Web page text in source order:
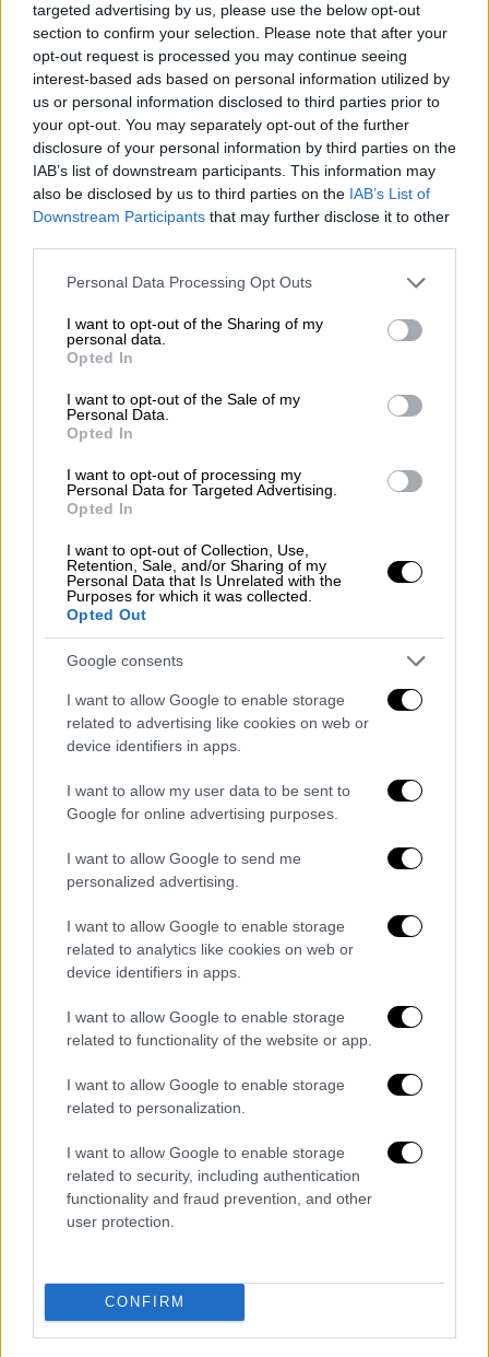
targeted advertising by us, please use the below opt-out
section to confirm your selection. Please note that after your
opt-out request is processed you may continue seeing
interest-based ads based on personal information utilized by
us or personal information disclosed to third parties prior to
your opt-out. You may separately opt-out of the further
disclosure of your personal information by third parties on the
IAB’s list of downstream participants. This information may
also be disclosed by us to third parties on the IAB’s List of
Downstream Participants that may further disclose it to other
Please note that this website/app uses one or more Google
not limited to your visit or usage behaviour. You may click to
grant or deny consent to Google and its third-party tags to
use your data for below specified purposes in below Google
consent section.
Personal Data Processing Opt Outs
I want to opt-out of the Sharing of my
personal data.
Opted In
I want to opt-out of the Sale of my
Personal Data.
Opted In
I want to opt-out of processing my
Personal Data for Targeted Advertising.
Opted In
I want to opt-out of Collection, Use,
Retention, Sale, and/or Sharing of my
Personal Data that Is Unrelated with the
Purposes for which it was collected.
Opted Out
Google consents
I want to allow Google to enable storage
related to advertising like cookies on web or
device identifiers in apps.
I want to allow my user data to be sent to
Google for online advertising purposes.
I want to allow Google to send me
personalized advertising.
I want to allow Google to enable storage
related to analytics like cookies on web or
device identifiers in apps.
I want to allow Google to enable storage
related to functionality of the website or app.
I want to allow Google to enable storage
related to personalization.
I want to allow Google to enable storage
related to security, including authentication
functionality and fraud prevention, and other
user protection.
CONFIRM
εστιάζουν ξανά σε εκείνα που δεν
αυτοματοποιούνται: τη στρατηγική σκέψη,
τη δημιουργικότητα, τη συναισθηματική
νοημοσύνη. Η εργασία μετατοπίζεται από το
«εκτελώ» στο «συν-δημιουργώ».
ΔΙΑΒΑΣΤΕ ΕΠΙΣΗΣ
Ελλάδα|10.06.2025 08:18
Θρίλερ με το νεκρό βρέθος στην
Πάρο: Σήμερα το πόρισμα του
ιατροδικαστή
Αυτή η αλλαγή παραδείγματος απαιτεί
επαναπροσδιορισμό όχι μόνο των
δεξιοτήτων, αλλά και της ίδιας της έννοιας
επισημαίνεται, σε αυτό το νέο περιβάλλον,
εκείνο που κάνει τη διαφορά δεν είναι η
τεχνολογική δεξιότητα, αλλά η ικανότητα
προσαρμογής, η περιέργεια, η ενσυναίσθηση
και η ηθική πυξίδα. Οι δεξιότητες του
μέλλοντος είναι, ουσιαστικά, ανθρώπινες.
«Το μέλλον της εργασίας δεν είναι ούτε
τεχνολογικό ούτε μόνο ανθρώπινο. Είναι
συνεργατικό»
NEPAεπισημαίνει ότι η δια βίου μάθηση
μετατρέπεται σε στρατηγικό εργαλείο, όχι
απλώς για επαγγελματική εξέλιξη, αλλά για
βαθύτερη προσαρμογή σε έναν κόσμο που
αλλάζει διαρκώς. Η έννοια της σταθερής
μάθηση παύει να είναι προαιρετική και
μετατρέπεται σε εργαλείο αυτογνωσίας και
προσαρμογής. Οι οργανισμοί καλούνται να
δημιουργούν κουλτούρες που συνδυάζουν
ανάπτυξη, σκοπό και ουσιαστική συμμετοχή.
Και τι σημαίνει σήμερα ηγεσία; Σήμερα,
σημαίνει ισορροπία. Δίπλα στηνΤΝ
περιβάλλοντα όπου η τεχνολογία ενισχύει
τον άνθρωπο, όχι τον αντικαθιστά.